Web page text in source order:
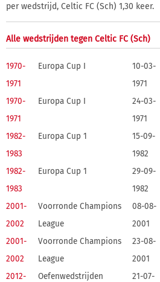
per wedstrijd, Celtic FC (Sch) 1,30 keer.
Alle wedstrijden tegen Celtic FC (Sch)
1970-
1971
Europa Cup I
10-03-
1971
1970-
1971
Europa Cup I
24-03-
1971
1982-
1983
Europa Cup 1
15-09-
1982
1982-
1983
Europa Cup 1
29-09-
1982
2001-
2002
Voorronde Champions
League
08-08-
2001
2001-
2002
Voorronde Champions
League
23-08-
2001
2012-
Oefenwedstrijden
21-07-